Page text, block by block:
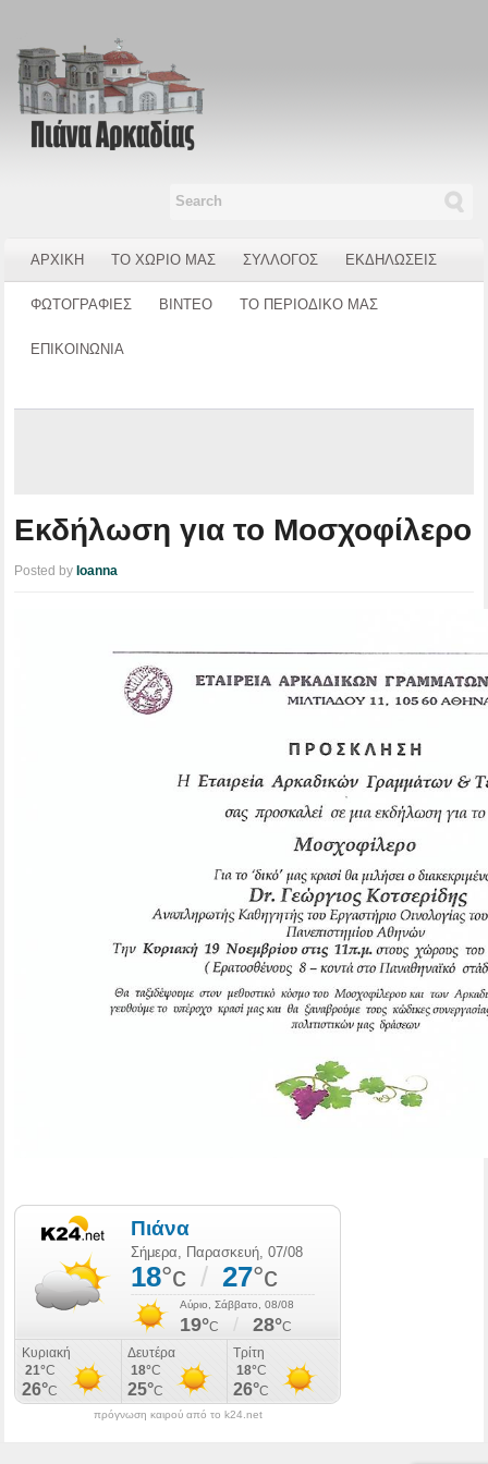
ΑΡΧΙΚΗ ΤΟ ΧΩΡΙΟ ΜΑΣ ΣΥΛΛΟΓΟΣ ΕΚΔΗΛΩΣΕΙΣ
ΦΩΤΟΓΡΑΦΙΕΣ ΒΙΝΤΕΟ ΤΟ ΠΕΡΙΟΔΙΚΟ ΜΑΣ
ΕΠΙΚΟΙΝΩΝΙΑ
Εκδήλωση για το Μοσχοφίλερο
Posted by Ioanna
πρόγνωση καιρού από το k24.net